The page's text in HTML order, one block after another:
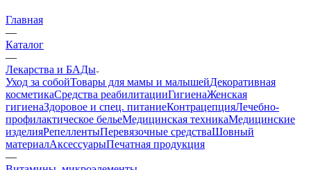
Главная
—
Каталог
—
Лекарства и БАДы
Уход за собойТовары для мамы и малышейДекоративная
косметикаСредства реабилитацииГигиенаЖенская
гигиенаЗдоровое и спец. питаниеКонтрацепцияЛечебно-
профилактическое бельеМедицинская техникаМедицинские
изделияРепеллентыПеревязочные средстваШовный
материалАксессуарыПечатная продукция
—